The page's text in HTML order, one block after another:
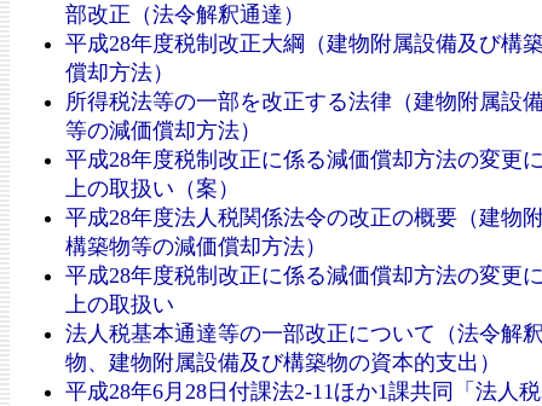
部改正（法令解釈通達）
平成28年度税制改正大綱（建物附属設備及び構
償却方法）
所得税法等の一部を改正する法律（建物附属設
等の減価償却方法）
平成28年度税制改正に係る減価償却方法の変更
上の取扱い（案）
平成28年度法人税関係法令の改正の概要（建物
構築物等の減価償却方法）
平成28年度税制改正に係る減価償却方法の変更
上の取扱い
法人税基本通達等の一部改正について（法令解
物、建物附属設備及び構築物の資本的支出）
平成28年6月28日付課法2-11ほか1課共同「法人